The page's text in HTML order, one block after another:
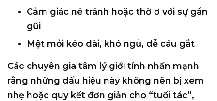
Cảm giác né tránh hoặc thờ ơ với sự gần
gũi
Mệt mỏi kéo dài, khó ngủ, dễ cáu gắt
Các chuyên gia tâm lý giới tính nhấn mạnh
rằng những dấu hiệu này không nên bị xem
nhẹ hoặc quy kết đơn giản cho “tuổi tác”,